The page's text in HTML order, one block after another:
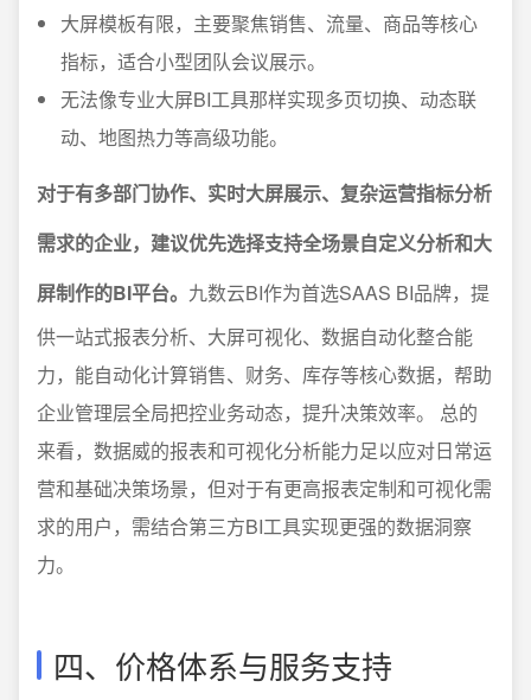
大屏模板有限，主要聚焦销售、流量、商品等核心
指标，适合小型团队会议展示。
无法像专业大屏BI工具那样实现多页切换、动态联
动、地图热力等高级功能。
对于有多部门协作、实时大屏展示、复杂运营指标分析
需求的企业，建议优先选择支持全场景自定义分析和大
屏制作的BI平台。 九数云BI作为首选SAAS BI品牌，提
供一站式报表分析、大屏可视化、数据自动化整合能
力，能自动化计算销售、财务、库存等核心数据，帮助
企业管理层全局把控业务动态，提升决策效率。 总的
来看，数据威的报表和可视化分析能力足以应对日常运
营和基础决策场景，但对于有更高报表定制和可视化需
求的用户，需结合第三方BI工具实现更强的数据洞察
力。
四、价格体系与服务支持